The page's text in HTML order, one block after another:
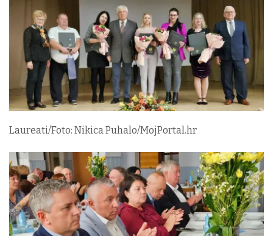
Laureati/Foto: Nikica Puhalo/MojPortal.hr